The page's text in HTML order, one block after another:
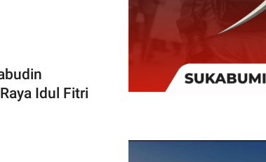
Idul Fitri